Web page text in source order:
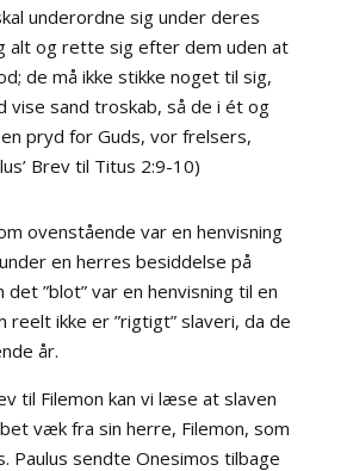
underordne sig under deres
alt og rette sig efter dem uden at
de må ikke stikke noget til sig,
vise sand troskab, så de i ét og
pryd for Guds, vor frelsers,
Brev til Titus 2:9-10)
ovenstående var en henvisning
en herres besiddelse på
det ”blot” var en henvisning til en
reelt ikke er ”rigtigt” slaveri, da de
år.
til Filemon kan vi læse at slaven
væk fra sin herre, Filemon, som
Paulus sendte Onesimos tilbage